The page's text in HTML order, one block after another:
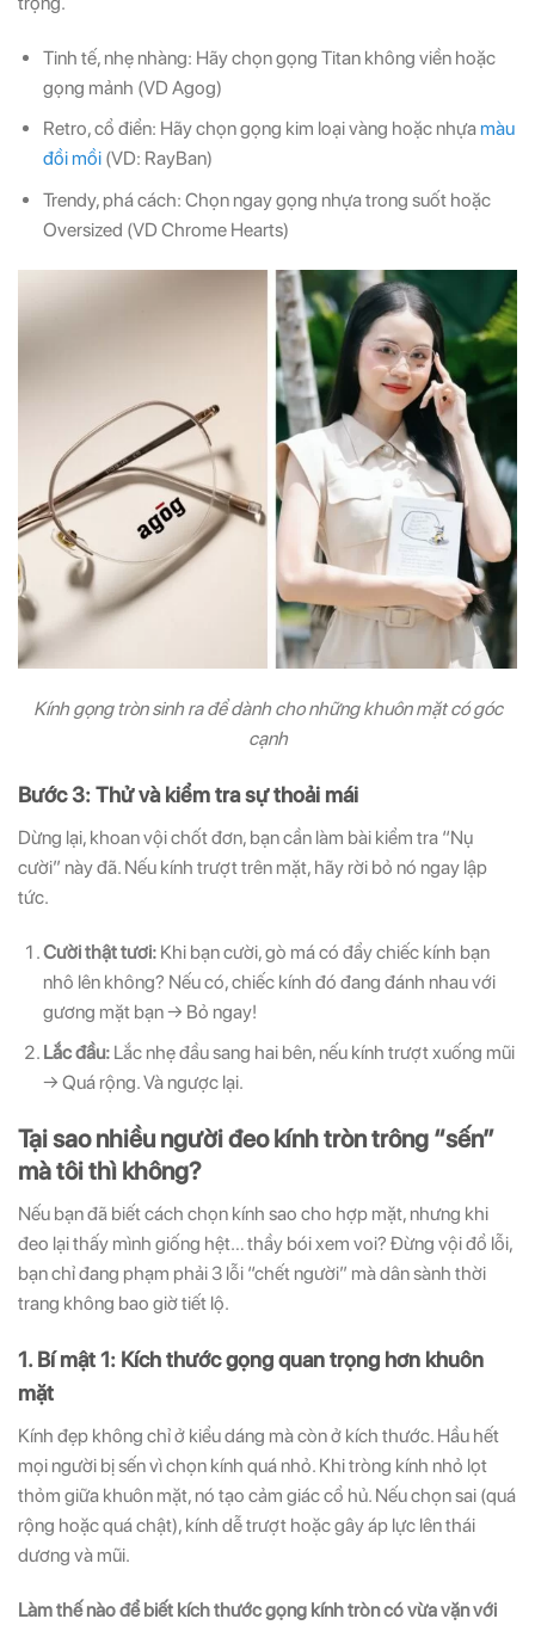
Tinh tế, nhẹ nhàng: Hãy chọn gọng Titan không viền hoặc
gọng mảnh (VD Agog)
Retro, cổ điển: Hãy chọn gọng kim loại vàng hoặc nhựamàu
đồi mồi(VD: RayBan)
Trendy, phá cách: Chọn ngay gọng nhựa trong suốt hoặc
Oversized (VD Chrome Hearts)
Kính gọng tròn sinh ra để dành cho những khuôn mặt có góc
cạnh
Bước 3: Thử và kiểm tra sự thoải mái
Dừng lại, khoan vội chốt đơn, bạn cần làm bài kiểm tra “Nụ
cười” này đã. Nếu kính trượt trên mặt, hãy rời bỏ nó ngay lập
tức.
Cười thật tươi: Khi bạn cười, gò má có đẩy chiếc kính bạn
nhô lên không? Nếu có, chiếc kính đó đang đánh nhau với
gương mặt bạn → Bỏ ngay!
Lắc đầu:Lắc nhẹ đầu sang hai bên, nếu kính trượt xuống mũi
→ Quá rộng. Và ngược lại.
Tại sao nhiều người đeo kính tròn trông “sến”
mà tôi thì không?
Nếu bạn đã biết cách chọn kính sao cho hợp mặt, nhưng khi
đeo lại thấy mình giống hệt… thầy bói xem voi? Đừng vội đổ lỗi,
bạn chỉ đang phạm phải 3 lỗi “chết người” mà dân sành thời
trang không bao giờ tiết lộ.
1. Bí mật 1: Kích thước gọng quan trọng hơn khuôn
mặt
Kính đẹp không chỉ ở kiểu dáng mà còn ở kích thước. Hầu hết
mọi người bị sến vì chọn kính quá nhỏ. Khi tròng kính nhỏ lọt
thỏm giữa khuôn mặt, nó tạo cảm giác cổ hủ. Nếu chọn sai (quá
rộng hoặc quá chật), kính dễ trượt hoặc gây áp lực lên thái
dương và mũi.
Làm thế nào để biết kích thước gọng kính tròn có vừa vặn với